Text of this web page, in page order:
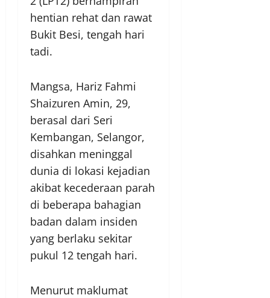
hentian rehat dan rawat
Bukit Besi, tengah hari
tadi.
Mangsa, Hariz Fahmi
Shaizuren Amin, 29,
berasal dari Seri
Kembangan, Selangor,
disahkan meninggal
dunia di lokasi kejadian
akibat kecederaan parah
di beberapa bahagian
badan dalam insiden
yang berlaku sekitar
pukul 12 tengah hari.
Menurut maklumat